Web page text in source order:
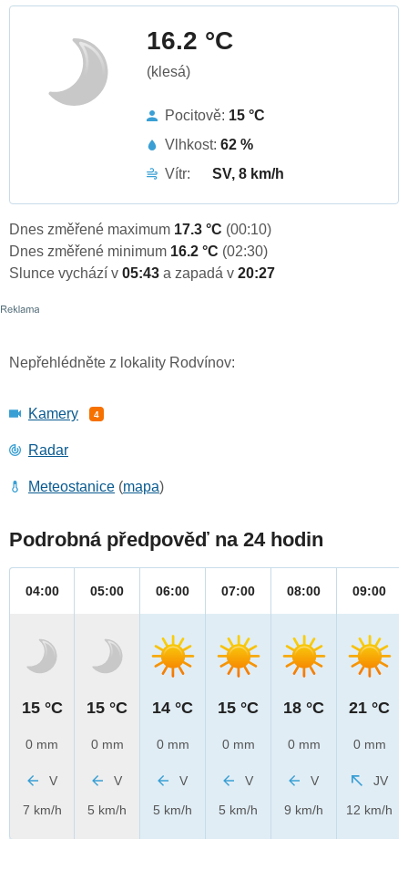
16.2 °C
(klesá)
Pocitově: 15 °C
Vlhkost: 62 %
Vítr:
SV, 8 km/h
Dnes změřené maximum 17.3 °C (00:10)
Dnes změřené minimum 16.2 °C (02:30)
Slunce vychází v 05:43 a zapadá v 20:27
Nepřehlédněte z lokality Rodvínov:
Kamery 4
Radar
Meteostanice (mapa)
Podrobná předpověď na 24 hodin
04:00
15 °C
0 mm
V
7 km/h
05:00
15 °C
0 mm
V
5 km/h
06:00
14 °C
0 mm
V
5 km/h
07:00
15 °C
0 mm
V
5 km/h
08:00
18 °C
0 mm
V
9 km/h
09:00
21 °C
0 mm
JV
12 km/h